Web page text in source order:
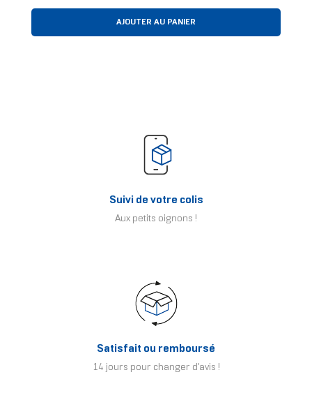
AJOUTER AU PANIER
Suivi de votre colis
Aux petits oignons !
Satisfait ou remboursé
14 jours pour changer d'avis !